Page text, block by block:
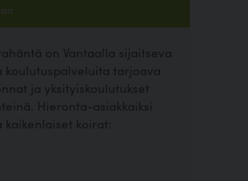
on Vantaalla sijaitseva
koulutuspalveluita tarjoava
ja yksityiskoulutukset
Hieronta-asiakkaiksi
koirat: